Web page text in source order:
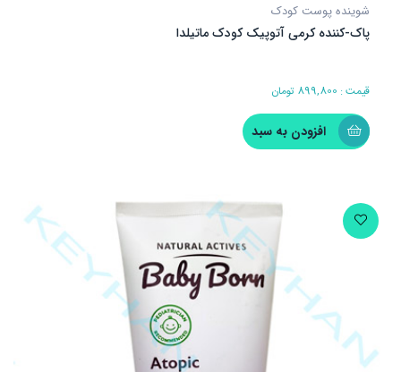
شوینده پوست کودک
پاک-کننده کرمی آتوپیک کودک ماتیلدا
قیمت : تومان
افزودن به سبد